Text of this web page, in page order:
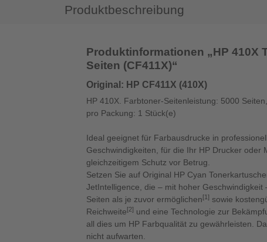
Produktbeschreibung
Produktinformationen „HP 410X
Seiten (CF411X)“
Original: HP CF411X (410X)
HP 410X. Farbtoner-Seitenleistung: 5000
pro Packung: 1 Stück(e)
Ideal geeignet für Farbausdrucke in
Geschwindigkeiten, für die Ihr HP Drucker oder
gleichzeitigem Schutz vor Betrug.
Setzen Sie auf Original HP Cyan
JetIntelligence, die – mit hoher Geschwindigkeit
Seiten als je zuvor ermöglichen[1] sowie
Reichweite[2] und eine Technologie zur
all dies um HP Farbqualität zu gewährleisten.
nicht aufwarten.